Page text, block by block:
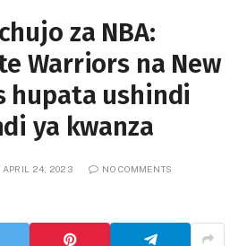
za NBA:
Warriors na New
hupata ushindi
ya kwanza
APRIL 24, 2023 NO COMMENTS